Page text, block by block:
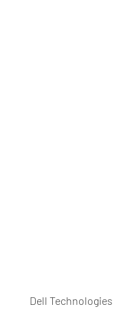
Dell Technologies